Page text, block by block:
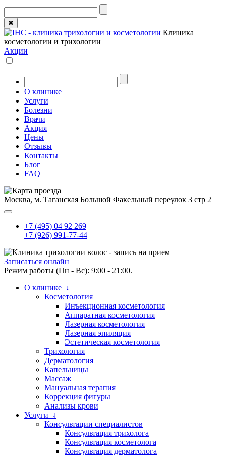
✖
Клиника
косметологии и трихологии
Акции
О клинике
Услуги
Болезни
Врачи
Акция
Цены
Отзывы
Контакты
Блог
FAQ
Москва, м. Таганская Большой Факельный переулок 3 стр 2
+7 (495) 04 92 269
+7 (926) 991-77-44
Записаться онлайн
Режим работы (Пн - Вс): 9:00 - 21:00.
О клинике ↓
Косметология
Инъекционная косметология
Аппаратная косметология
Лазерная косметология
Лазерная эпиляция
Эстетическая косметология
Трихология
Дерматология
Капельницы
Массаж
Мануальная терапия
Коррекция фигуры
Анализы крови
Услуги ↓
Консультации специалистов
Консультация трихолога
Консультация косметолога
Консультация дерматолога